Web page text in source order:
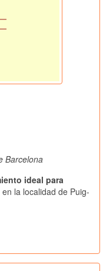
Barcelona
ideal para
la localidad de Puig-